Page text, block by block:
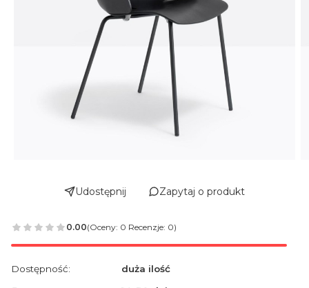
Udostępnij Zapytaj o produkt
0.00(Oceny: 0 Recenzje: 0)
Dostępność:
duża ilość